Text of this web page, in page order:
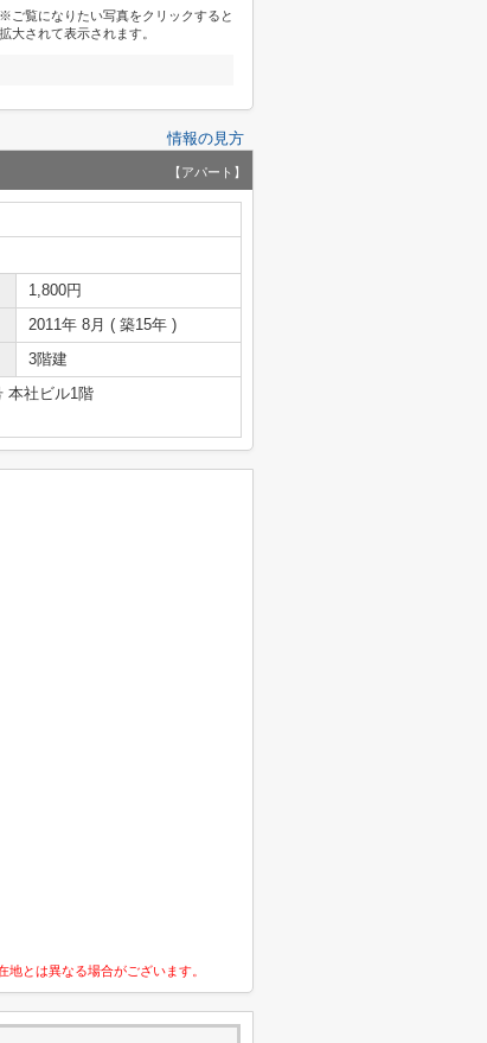
※ご覧になりたい写真をクリックすると
拡大されて表示されます。
情報の見方
【アパート】
1,800円
2011年 8月 ( 築15年 )
3階建
本社ビル1階
とは異なる場合がございます。